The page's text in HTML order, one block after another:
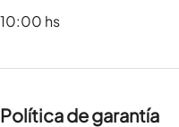
10:00 hs
Política de garantía